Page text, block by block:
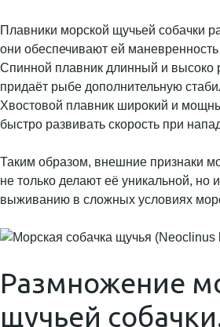
Плавники морской щучьей собачки
они обеспечивают ей маневренность
Спинной плавник длинный и высоко
придаёт рыбе дополнительную
Хвостовой плавник широкий и
быстро развивать скорость при
Таким образом, внешние признаки
не только делают её уникальной, но
выживанию в сложных условиях
Размножение
щучьей